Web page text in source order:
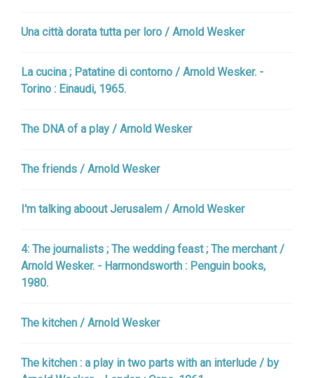
Una città dorata tutta per loro / Arnold Wesker
La cucina ; Patatine di contorno / Arnold Wesker. -
Torino : Einaudi, 1965.
The DNA of a play / Arnold Wesker
The friends / Arnold Wesker
I'm talking aboout Jerusalem / Arnold Wesker
4: The journalists ; The wedding feast ; The merchant /
Arnold Wesker. - Harmondsworth : Penguin books,
1980.
The kitchen / Arnold Wesker
The kitchen : a play in two parts with an interlude / by